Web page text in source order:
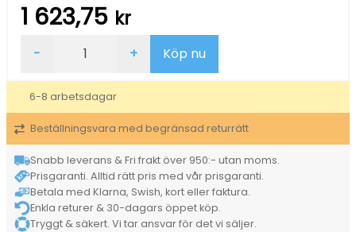
1 623,75 kr
Konica
A0DK153
svart
mängd
- + Köp nu
6-8 arbetsdagar
Beställningsvara med begränsad returrätt
Snabb leverans & Fri frakt över 950:- utan moms.
Prisgaranti. Alltid rätt pris med vår prisgaranti.
Betala med Klarna, Swish, kort eller faktura.
Enkla returer & 30-dagars öppet köp.
Tryggt & säkert. Vi tar ansvar för det vi säljer.